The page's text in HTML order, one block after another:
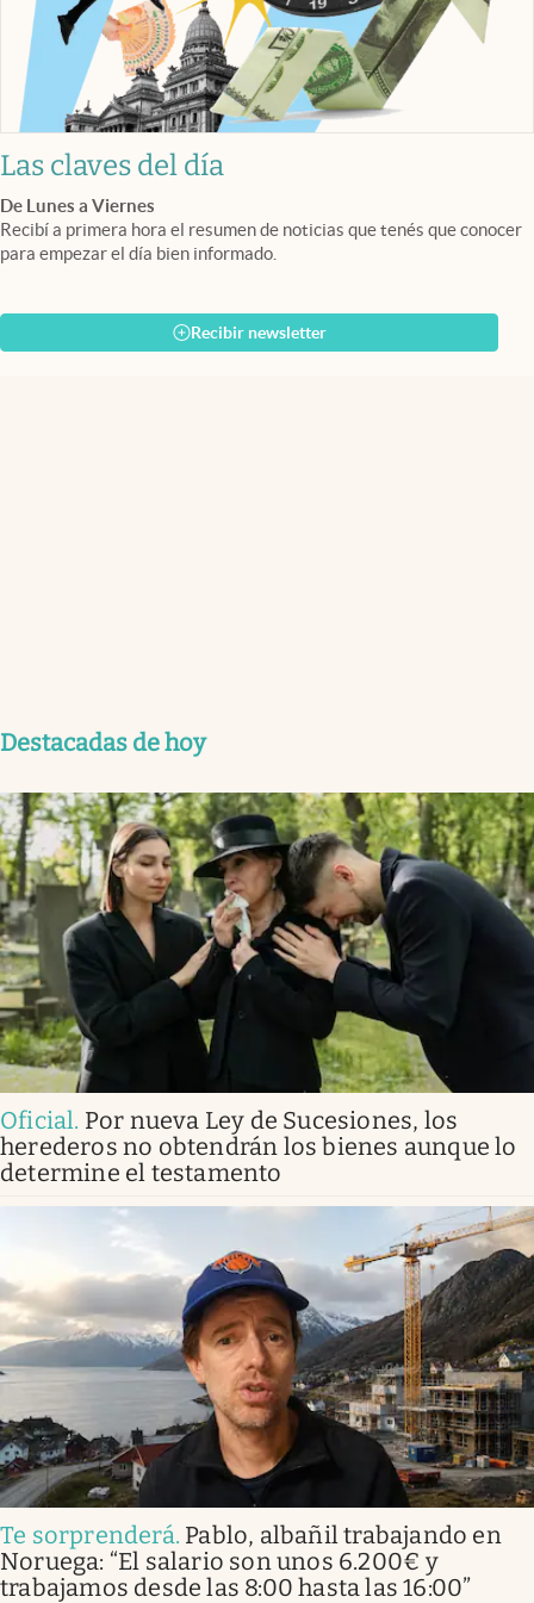
Las claves del día
De Lunes a Viernes
Recibí a primera hora el resumen de noticias que tenés que conocer
para empezar el día bien informado.
Recibir newsletter
Destacadas de hoy
Oficial. Por nueva Ley de Sucesiones, los
herederos no obtendrán los bienes aunque lo
determine el testamento
Te sorprenderá. Pablo, albañil trabajando en
Noruega: “El salario son unos 6.200€ y
trabajamos desde las 8:00 hasta las 16:00”